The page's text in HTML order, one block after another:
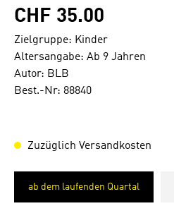
CHF 35.00
Zielgruppe: Kinder
Altersangabe: Ab 9 Jahren
Autor: BLB
Best.-Nr: 88840
Zuzüglich Versandkosten
ab dem laufenden Quartal